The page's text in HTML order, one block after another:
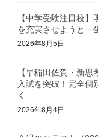
【中学受験注目校
を充実させようと一
2026年8月5日
【早稲田佐賀・新
入試を突破！完全個
く
2026年8月4日